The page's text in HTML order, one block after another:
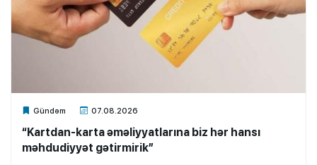
Gündəm 07.08.2026
Xalq.Online
“Kartdan-karta əməliyyatlarına biz hər hansı
məhdudiyyət gətirmirik”